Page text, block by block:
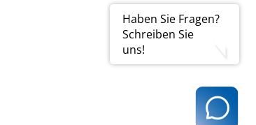
Haben Sie Fragen?
Schreiben Sie
uns!